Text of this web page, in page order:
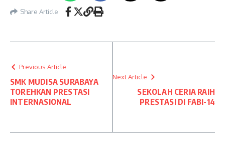
Share Article
Previous Article
SMK MUDISA SURABAYA
TOREHKAN PRESTASI
INTERNASIONAL
Next Article
SEKOLAH CERIA RAIH
PRESTASI DI FABI-14